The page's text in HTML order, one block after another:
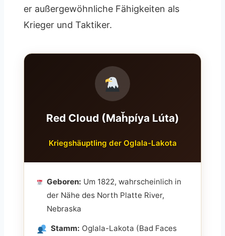
er außergewöhnliche Fähigkeiten als
Krieger und Taktiker.
Red Cloud (Maȟpíya Lúta)
Kriegshäuptling der Oglala-Lakota
Geboren: Um 1822, wahrscheinlich in
der Nähe des North Platte River,
Nebraska
Stamm: Oglala-Lakota (Bad Faces